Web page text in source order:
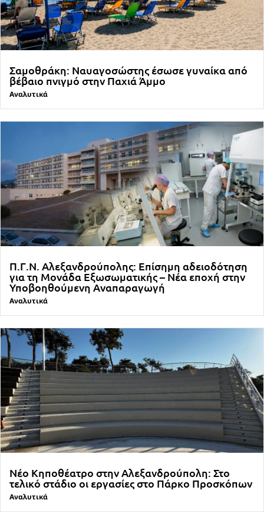
Σαμοθράκη: Ναυαγοσώστης έσωσε γυναίκα από
βέβαιο πνιγμό στην Παχιά Άμμο
Αναλυτικά
Π.Γ.Ν. Αλεξανδρούπολης: Επίσημη αδειοδότηση
για τη Μονάδα Εξωσωματικής – Νέα εποχή στην
Υποβοηθούμενη Αναπαραγωγή
Αναλυτικά
Νέο Κηποθέατρο στην Αλεξανδρούπολη: Στο
τελικό στάδιο οι εργασίες στο Πάρκο Προσκόπων
Αναλυτικά